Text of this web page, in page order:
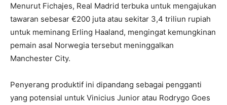
Menurut Fichajes, Real Madrid terbuka untuk mengajukan
tawaran sebesar €200 juta atau sekitar 3,4 triliun rupiah
untuk meminang Erling Haaland, mengingat kemungkinan
pemain asal Norwegia tersebut meninggalkan
Manchester City.
Penyerang produktif ini dipandang sebagai pengganti
yang potensial untuk Vinicius Junior atau Rodrygo Goes